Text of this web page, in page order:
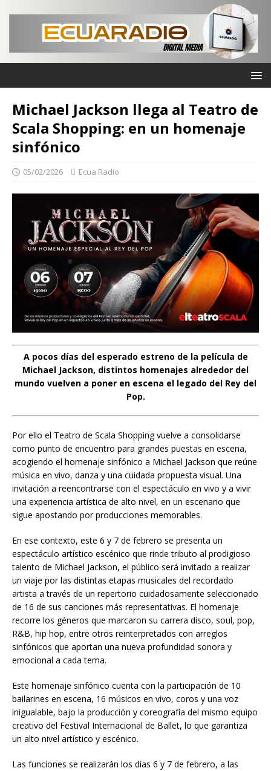
Michael Jackson llega al Teatro de
Scala Shopping: en un homenaje
sinfónico
05/02/2026 Ecua Radio
A pocos días del esperado estreno de la película de
Michael Jackson, distintos homenajes alrededor del
mundo vuelven a poner en escena el legado del Rey del
Pop.
Por ello el Teatro de Scala Shopping vuelve a consolidarse
como punto de encuentro para grandes puestas en escena,
acogiendo el homenaje sinfónico a Michael Jackson que reúne
música en vivo, danza y una cuidada propuesta visual. Una
invitación a reencontrarse con el espectáculo en vivo y a vivir
una experiencia artística de alto nivel, en un escenario que
sigue apostando por producciones memorables.
En ese contexto, este 6 y 7 de febrero se presenta un
espectáculo artístico escénico que rinde tributo al prodigioso
talento de Michael Jackson, el público será invitado a realizar
un viaje por las distintas etapas musicales del recordado
artista a través de un repertorio cuidadosamente seleccionado
de 16 de sus canciones más representativas. El homenaje
recorre los géneros que marcaron su carrera disco, soul, pop,
R&B, hip hop, entre otros reinterpretados con arreglos
sinfónicos que aportan una nueva profundidad sonora y
emocional a cada tema.
Este homenaje sinfónico cuenta con la participación de 10
bailarines en escena, 16 músicos en vivo, coros y una voz
inigualable, bajo la producción y coreografía del mismo equipo
creativo del Festival Internacional de Ballet, lo que garantiza
un alto nivel artístico y escénico.
Las funciones se realizarán los días 6 y 7 de febrero, a las